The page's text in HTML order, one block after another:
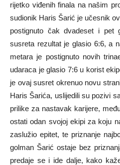
rijetko viđenih finala na našim
sudionik Haris Šarić je učesnik
postignuto čak dvadeset i pet
susreta rezultat je glasio 6:6, a
metara je postignuto novih
udaraca je glasio 7:6 u korist
je ovaj susret okrenuo novu
Haris Šarića, uslijedili su pozivi
prilike za nastavak karijere,
ostati odan svojoj ekipi za koju
zaslužio epitet, te priznanje
golman Šarić ostaje bez
predaje se i ide dalje, kako